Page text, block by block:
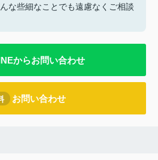
な些細なことでも遠慮なくご相談
からお問い合わせ
お問い合わせ